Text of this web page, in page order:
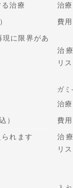
治療
に限界があ
治
費用
治
リ
）
れます
ガ
治
費用
治
リ